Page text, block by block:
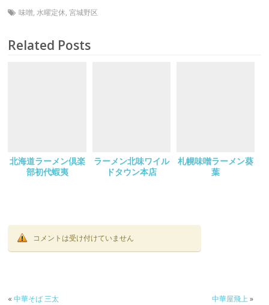
味噌,水曜定休,宮城野区
Related Posts
北海道ラーメン倶楽
部初代蝦夷
ラーメン北味ワイル
ドタウン本店
札幌味噌ラーメン葵
葉
コメントは受け付けていません
«中華そば 三太 中華屋飛上 »